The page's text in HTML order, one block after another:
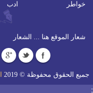
خواطر
ادب
شعار الموقع هنا ... الشعار
جميع الحقوق محفوظة © 2019
;